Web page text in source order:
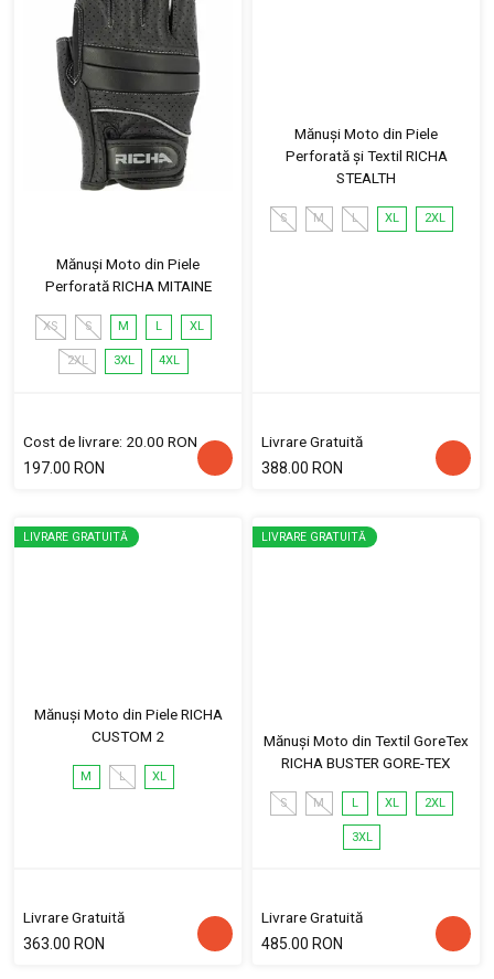
Mănuși Moto din Piele
Perforată RICHA MITAINE
XS S M L XL
2XL 3XL 4XL
Cost de livrare: 20.00 RON
197.00 RON
Mănuși Moto din Piele
Perforată și Textil RICHA
STEALTH
S M L XL 2XL
Livrare Gratuită
388.00 RON
LIVRARE GRATUITĂ
Mănuși Moto din Piele RICHA
CUSTOM 2
M L XL
Livrare Gratuită
363.00 RON
LIVRARE GRATUITĂ
Mănuși Moto din Textil GoreTex
RICHA BUSTER GORE-TEX
S M L XL 2XL
3XL
Livrare Gratuită
485.00 RON